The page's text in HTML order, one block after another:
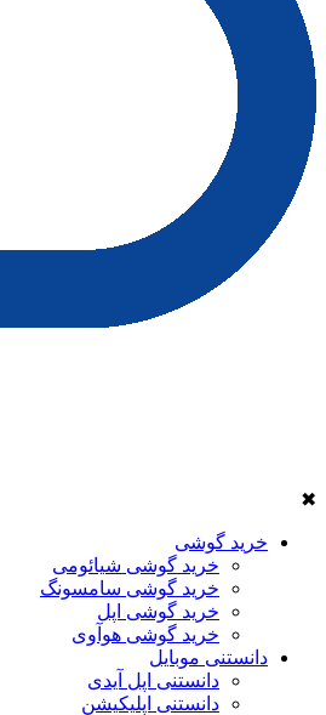
✖
خرید گوشی
خرید گوشی شیائومی
خرید گوشی سامسونگ
خرید گوشی اپل
خرید گوشی هوآوی
دانستنی موبایل
دانستنی اپل آیدی
دانستنی اپلیکیشن